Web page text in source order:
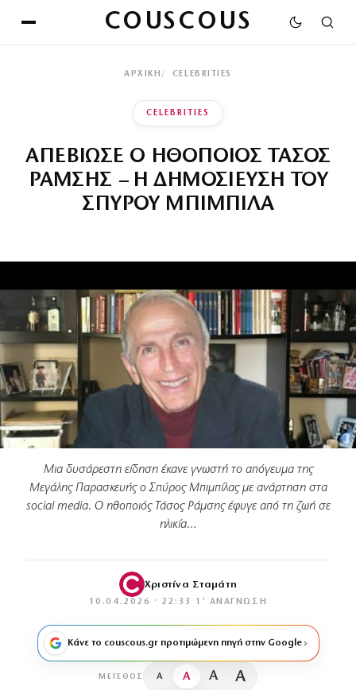
COUSCOUS
ΑΡΧΙΚΉ CELEBRITIES
CELEBRITIES
ΑΠΕΒΙΩΣΕ Ο ΗΘΟΠΟΙΟΣ ΤΑΣΟΣ
ΡΑΜΣΗΣ – Η ΔΗΜΟΣΙΕΥΣΗ ΤΟΥ
ΣΠΥΡΟΥ ΜΠΙΜΠΙΛΑ
Μια δυσάρεστη είδηση έκανε γνωστή το απόγευμα της
Μεγάλης Παρασκευής ο Σπύρος Μπιμπίλας με ανάρτηση στα
social media. Ο ηθοποιός Τάσος Ράμσης έφυγε από τη ζωή σε
ηλικία…
Χριστίνα Σταμάτη
10.04.2026 · 22:33 · 1′ ΑΝΆΓΝΩΣΗ
Κάνε το couscous.gr προτιμώμενη πηγή στην Google
ΜΈΓΕΘΟΣ A A A A